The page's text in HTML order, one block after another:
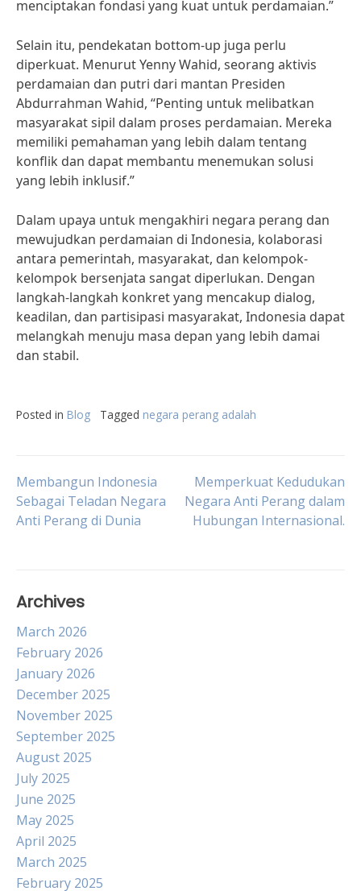
menciptakan fondasi yang kuat untuk perdamaian.”
Selain itu, pendekatan bottom-up juga perlu
diperkuat. Menurut Yenny Wahid, seorang aktivis
perdamaian dan putri dari mantan Presiden
Abdurrahman Wahid, “Penting untuk melibatkan
masyarakat sipil dalam proses perdamaian. Mereka
memiliki pemahaman yang lebih dalam tentang
konflik dan dapat membantu menemukan solusi
yang lebih inklusif.”
Dalam upaya untuk mengakhiri negara perang dan
mewujudkan perdamaian di Indonesia, kolaborasi
antara pemerintah, masyarakat, dan kelompok-
kelompok bersenjata sangat diperlukan. Dengan
langkah-langkah konkret yang mencakup dialog,
keadilan, dan partisipasi masyarakat, Indonesia dapat
melangkah menuju masa depan yang lebih damai
dan stabil.
Posted in Blog Tagged negara perang adalah
Post
navigation
Membangun Indonesia
Sebagai Teladan Negara
Anti Perang di Dunia
Memperkuat Kedudukan
Negara Anti Perang dalam
Hubungan Internasional.
Archives
March 2026
February 2026
January 2026
December 2025
November 2025
September 2025
August 2025
July 2025
June 2025
May 2025
April 2025
March 2025
February 2025